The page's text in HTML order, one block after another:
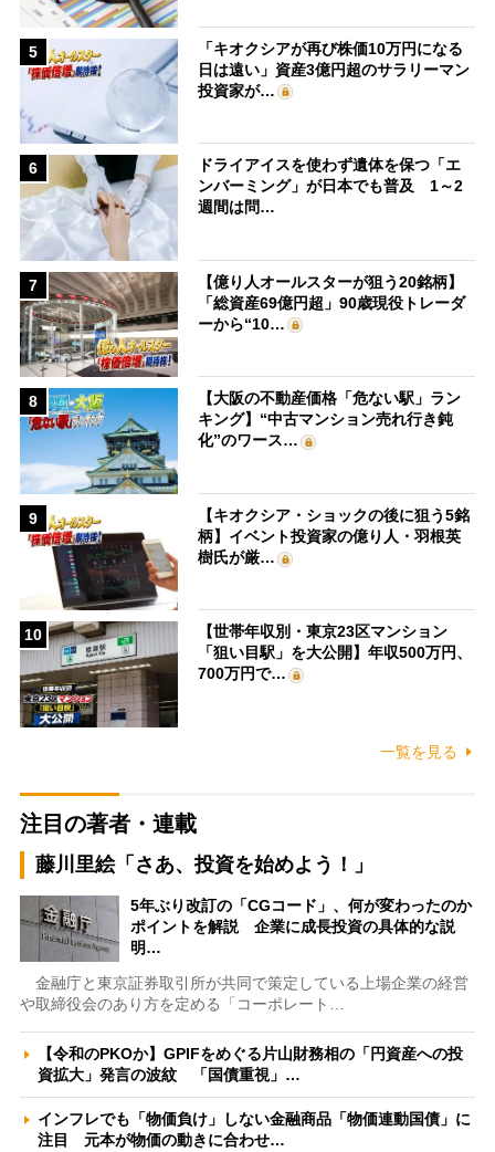
5
「キオクシアが再び株価10万円になる
日は遠い」資産3億円超のサラリーマン
投資家が…
6
ドライアイスを使わず遺体を保つ「エ
ンバーミング」が日本でも普及 1～2
週間は問…
7
【億り人オールスターが狙う20銘柄】
「総資産69億円超」90歳現役トレーダ
ーから“10…
8
【大阪の不動産価格「危ない駅」ラン
キング】“中古マンション売れ行き鈍
化”のワース…
9
【キオクシア・ショックの後に狙う5銘
柄】イベント投資家の億り人・羽根英
樹氏が厳…
10
【世帯年収別・東京23区マンション
「狙い目駅」を大公開】年収500万円、
700万円で…
一覧を見る
注目の著者・連載
藤川里絵「さあ、投資を始めよう！」
5年ぶり改訂の「CGコード」、何が変わったのか
ポイントを解説 企業に成長投資の具体的な説
明…
金融庁と東京証券取引所が共同で策定している上場企業の経営
や取締役会のあり方を定める「コーポレート…
【令和のPKOか】GPIFをめぐる片山財務相の「円資産への投
資拡大」発言の波紋 「国債重視」…
インフレでも「物価負け」しない金融商品「物価連動国債」に
注目 元本が物価の動きに合わせ…